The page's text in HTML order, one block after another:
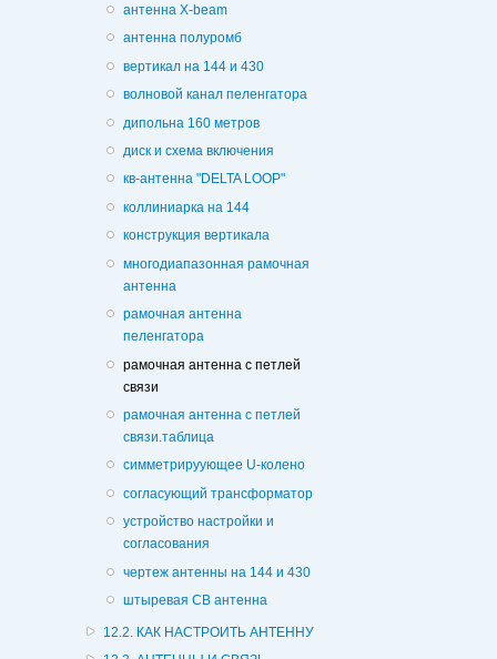
антенна X-beam
антенна полуромб
вертикал на 144 и 430
волновой канал пеленгатора
дипольна 160 метров
диск и схема включения
кв-антенна "DELTA LOOP"
коллиниарка на 144
конструкция вертикала
многодиапазонная рамочная
антенна
рамочная антенна
пеленгатора
рамочная антенна с петлей
связи
рамочная антенна с петлей
связи.таблица
симметрируующее U-колено
согласующий трансформатор
устройство настройки и
согласования
чертеж антенны на 144 и 430
штыревая СВ антенна
12.2. КАК НАСТРОИТЬ АНТЕННУ